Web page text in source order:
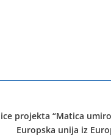
projekta “Matica
Europska unija iz